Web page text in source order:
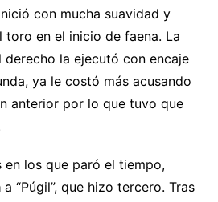
con mucha suavidad y
en el inicio de faena. La
la ejecutó con encaje
ya le costó más acusando
anterior por lo que tuvo que
en los que paró el tiempo,
a “Púgil”, que hizo tercero. Tras